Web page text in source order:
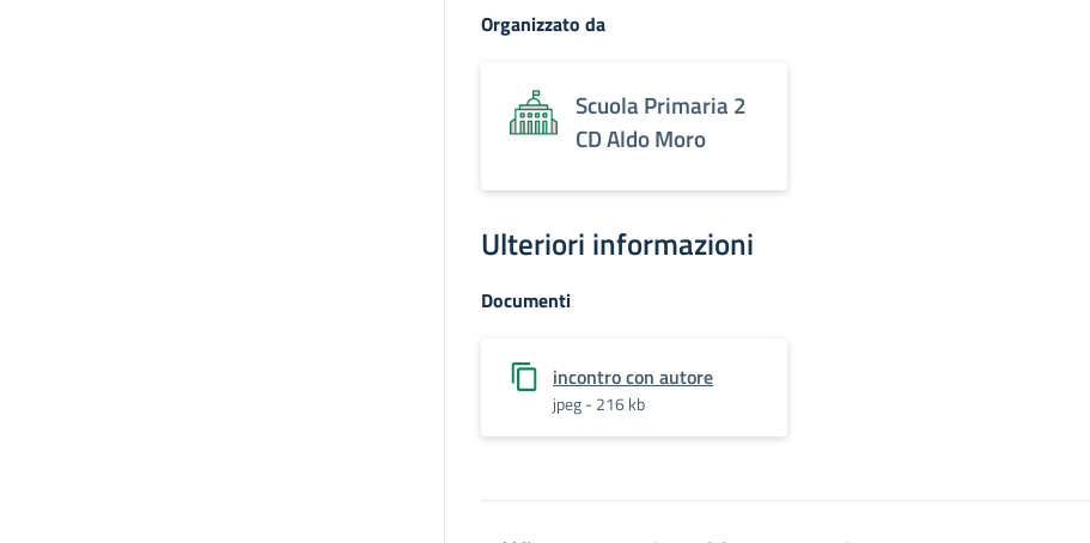
Organizzato da
Scuola Primaria 2
CD Aldo Moro
Ulteriori informazioni
Documenti
incontro con autore
jpeg - 216 kb